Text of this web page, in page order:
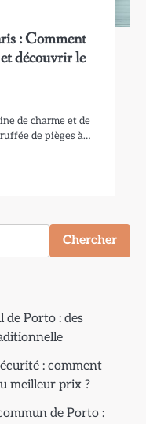
: Comment
découvrir le
de charme et de
de pièges à…
Chercher
de Porto : des
: comment
meilleur prix ?
de Porto :